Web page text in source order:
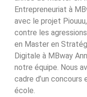
Entrepreneuriat à
avec le projet
contre les
en Master en
Digitale à MBway
notre équipe. Nous
cadre d’un concours
école.